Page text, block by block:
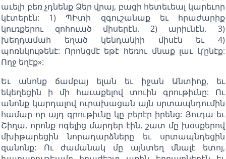
աւելի բեռ չդնենք Ձեր վրայ, բացի հետեւեալ կարեւոր
կէտերէն: 1) ՊԻտի զգուշանաք եւ հրաժարիք
կուռքերու զոհուած միսերէն. 2) արիւնէն. 3)
խեղդամահ եղած կենդանիի միսէն եւ 4)
պոռնկութենէ: Որոնցմէ եթէ հեռու մնաք լաւ կ’ընէք:
Ողջ եղէք»:
Եւ անոնք ճամբայ ելան եւ իջան Անտիոք, եւ
եկեղեցին ի մի հաւաքելով տուին գրութիւնը: Ու
անոնք կարդալով ուրախացան այն սրտապնդումին
համար որ այդ գրութիւնը կը բերէր իրենց: Յուդա եւ
Շիղա, որոնք ոգելից մարդեր էին, շատ մը խօսքերով
մխիթարեցին նորադարձները եւ սրտապնդեցին
զանոնք: Ու ժամանակ մը այնտեղ մնալէ ետոյ,